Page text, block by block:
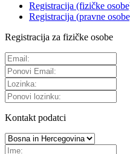
Registracija (fizičke
Registracija (pravne
Registracija za fizičke osobe
Kontakt podatci